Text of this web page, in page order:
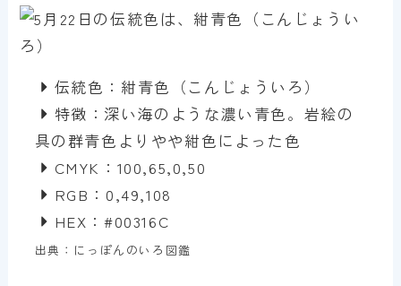
伝統色：紺青色（こんじょういろ）
特徴：深い海のような濃い青色。岩絵の
具の群青色よりやや紺色によった色
CMYK：100,65,0,50
RGB：0,49,108
HEX：#00316C
出典：にっぽんのいろ図鑑